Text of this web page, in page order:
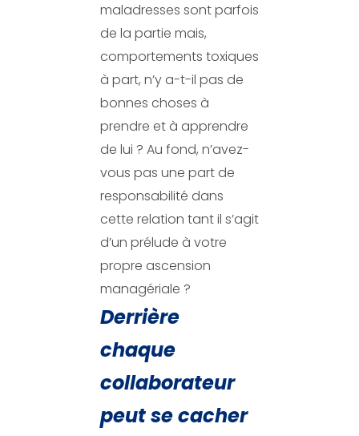
maladresses sont parfois
de la partie mais,
comportements toxiques
à part, n’y a-t-il pas de
bonnes choses à
prendre et à apprendre
de lui ? Au fond, n’avez-
vous pas une part de
responsabilité dans
cette relation tant il s’agit
d’un prélude à votre
propre ascension
managériale ?
Derrière
chaque
collaborateur
peut se cacher